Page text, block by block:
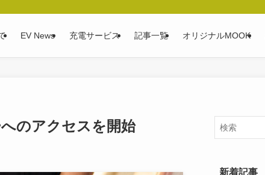
EV News 充電サービス 記事一覧 オリジナルMOOK
のアクセスを開始
新着記事